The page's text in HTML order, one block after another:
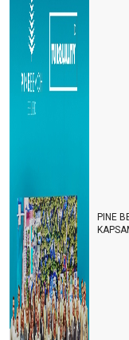
Eleştirelim ama
Turist gelecek
Turizmde herkes
Şeffaf olmazsak
Turizmci umudunu
2021 yılı turizmde
Antalya dünyanın en
Antalya yurt dışı
TURİZM
PINE